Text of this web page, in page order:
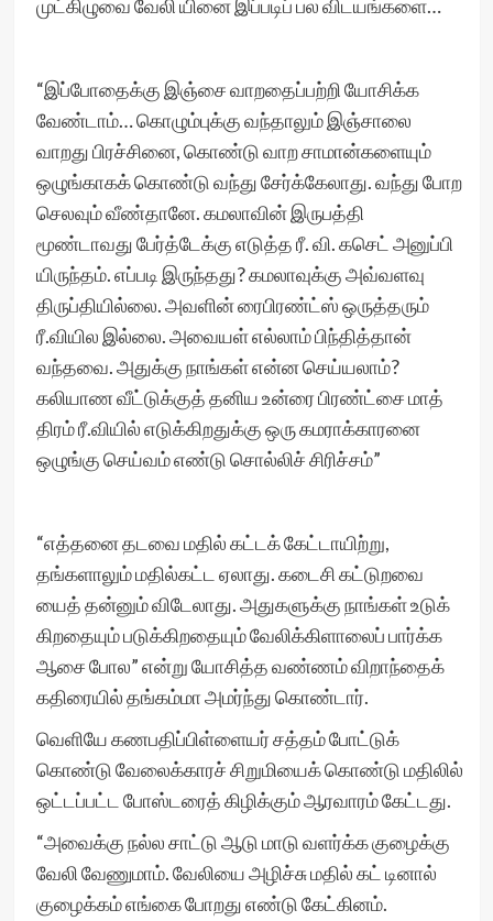
முட்கிழுவை வேலி யினை இப்படிப் பல விடயங்களை…
“இப்போதைக்கு இஞ்சை வாறதைப்பற்றி யோசிக்க
வேண்டாம்… கொழும்புக்கு வந்தாலும் இஞ்சாலை
வாறது பிரச்சினை, கொண்டு வாற சாமான்களையும்
ஒழுங்காகக் கொண்டு வந்து சேர்க்கேலாது. வந்து போற
செலவும் வீண்தானே. கமலாவின் இருபத்தி
மூண்டாவது பேர்த்டேக்கு எடுத்த ரீ. வி. கசெட் அனுப்பி
யிருந்தம். எப்படி இருந்தது? கமலாவுக்கு அவ்வளவு
திருப்தியில்லை. அவளின் ரைபிரண்ட்ஸ் ஒருத்தரும்
ரீ.வியில இல்லை. அவையள் எல்லாம் பிந்தித்தான்
வந்தவை. அதுக்கு நாங்கள் என்ன செய்யலாம்?
கலியாண வீட்டுக்குத் தனிய உன்ரை பிரண்ட்சை மாத்
திரம் ரீ.வியில் எடுக்கிறதுக்கு ஒரு கமராக்காரனை
ஒழுங்கு செய்வம் எண்டு சொல்லிச் சிரிச்சம்”
“எத்தனை தடவை மதில் கட்டக் கேட்டாயிற்று,
தங்களாலும் மதில்கட்ட ஏலாது. கடைசி கட்டுறவை
யைத் தன்னும் விடேலாது. அதுகளுக்கு நாங்கள் உடுக்
கிறதையும் படுக்கிறதையும் வேலிக்கிளாலைப் பார்க்க
ஆசை போல” என்று யோசித்த வண்ணம் விறாந்தைக்
கதிரையில் தங்கம்மா அமர்ந்து கொண்டார்.
வெளியே கணபதிப்பிள்ளையர் சத்தம் போட்டுக்
கொண்டு வேலைக்காரச் சிறுமியைக் கொண்டு மதிலில்
ஒட்டப்பட்ட போஸ்டரைத் கிழிக்கும் ஆரவாரம் கேட்டது.
“அவைக்கு நல்ல சாட்டு ஆடு மாடு வளர்க்க குழைக்கு
வேலி வேணுமாம். வேலியை அழிச்சு மதில் கட் டினால்
குழைக்கம் எங்கை போறது எண்டு கேட்கினம்.